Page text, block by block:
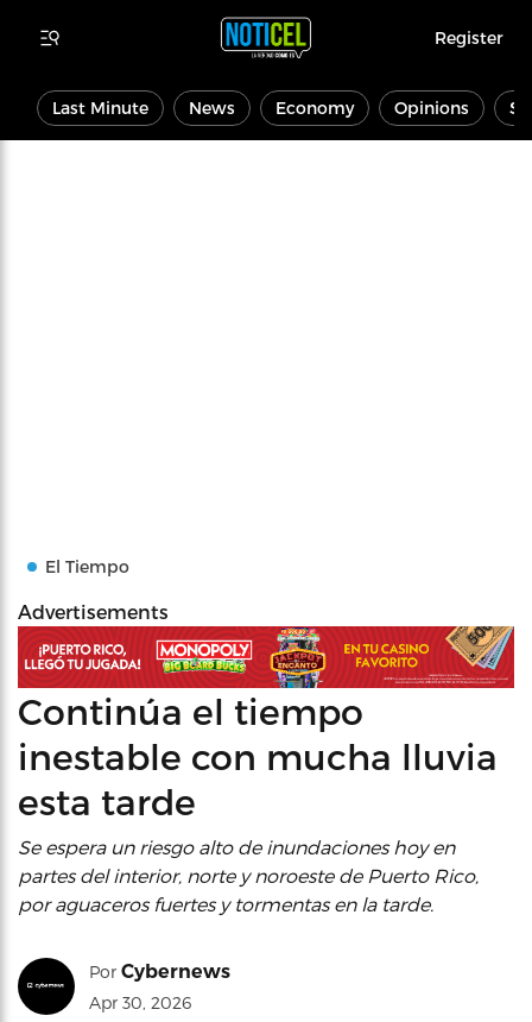
Register
Last Minute News Economy Opinions
El Tiempo
Advertisements
Continúa el tiempo
inestable con mucha lluvia
esta tarde
Se espera un riesgo alto de inundaciones hoy en
partes del interior, norte y noroeste de Puerto Rico,
por aguaceros fuertes y tormentas en la tarde.
Por Cybernews
Apr 30, 2026